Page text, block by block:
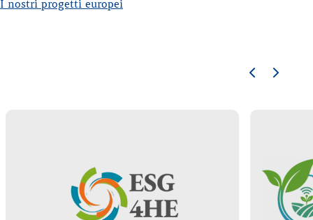
I nostri progetti europei